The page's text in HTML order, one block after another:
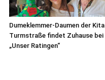
Dumeklemmer-Daumen der Kita
Turmstraße findet Zuhause bei
„Unser Ratingen“